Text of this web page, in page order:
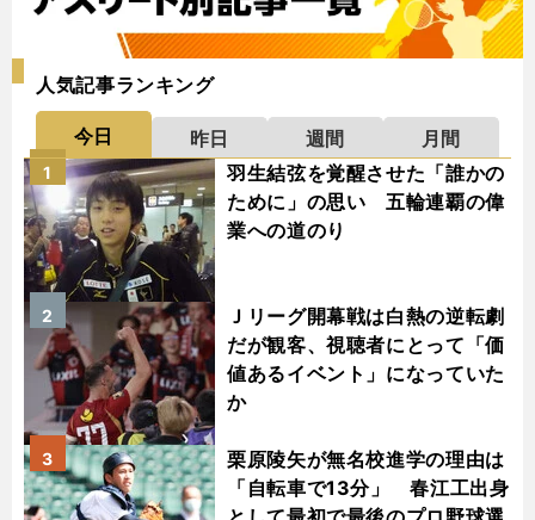
人気記事ランキング
今日 昨日 週間
月間
羽生結弦を覚醒させた「誰かの
ために」の思い 五輪連覇の偉
業への道のり
1
Ｊリーグ開幕戦は白熱の逆転劇
だが観客、視聴者にとって「価
値あるイベント」になっていた
か
2
栗原陵矢が無名校進学の理由は
「自転車で13分」 春江工出身
3